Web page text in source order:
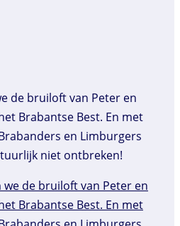
de bruiloft van Peter en
Brabantse Best. En met
en Limburgers
niet ontbreken!